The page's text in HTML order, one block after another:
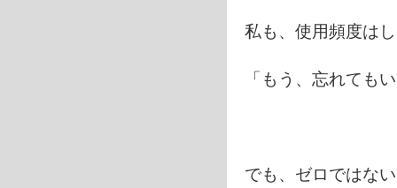
私も、使用頻度は
「もう、忘れても
でも、ゼロではな